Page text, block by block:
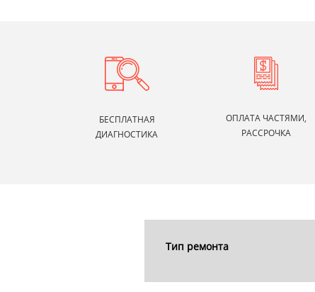
БЕСПЛАТНАЯ
ДИАГНОСТИКА
ОПЛАТА ЧАСТЯМИ,
РАССРОЧКА
Тип ремонта